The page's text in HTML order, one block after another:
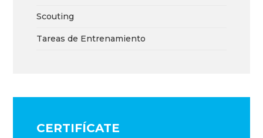
Scouting
Tareas de Entrenamiento
CERTIFÍCATE